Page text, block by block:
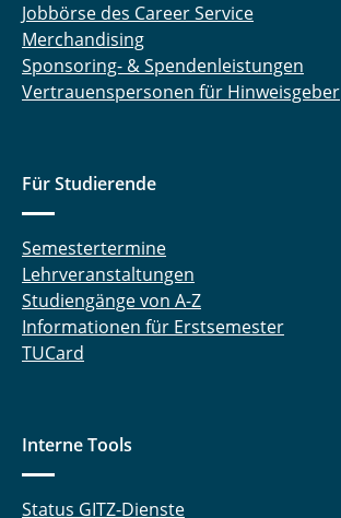
Jobbörse des Career Service
Merchandising
Sponsoring- & Spendenleistungen
Vertrauenspersonen für Hinweisgeber
Für Studierende
Semestertermine
Lehrveranstaltungen
Studiengänge von A-Z
Informationen für Erstsemester
TUCard
Interne Tools
Status GITZ-Dienste